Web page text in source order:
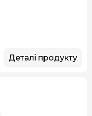
Деталі продукту